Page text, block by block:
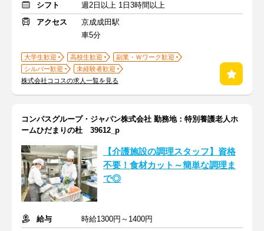
シフト
週2日以上 1日3時間以上
アクセス
京成成田駅
車5分
大学生歓迎 高校生歓迎
副業・Ｗワーク歓迎
シルバー歓迎
未経験者歓迎
株式会社ココスの求人一覧を見る
コンパスグループ・ジャパン株式会社 勤務地：特別養護老人ホ
ームひだまりの杜 39612_p
【介護施設の調理スタッフ】資格
不要！食材カット～簡単な調理ま
で◎
給与
時給1300円～1400円